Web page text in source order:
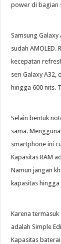
power di bagian
Samsung
sudah AMOLED.
kecepatan
seri Galaxy A32,
hingga 600 nits.
Selain bentuk
sama.
smartphone ini
Kapasitas RAM
Namun jangan
kapasitas hingga
Karena
adalah Simple
Kapasitas